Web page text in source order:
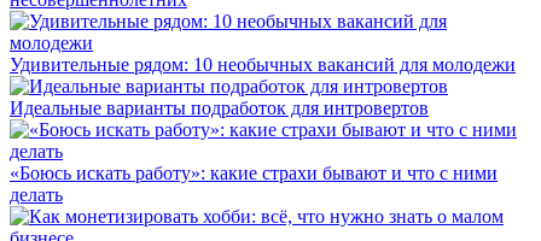
Удивительные рядом: 10 необычных вакансий для молодежи
Идеальные варианты подработок для интровертов
«Боюсь искать работу»: какие страхи бывают и что с ними
делать